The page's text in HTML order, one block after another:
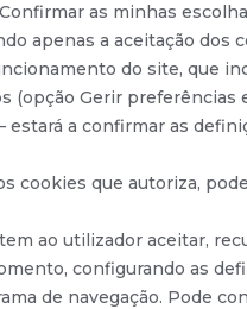
as minhas
apenas a aceitação dos
do site, que
(opção Gerir preferências
estará a confirmar as
cookies que autoriza,
ao utilizador aceitar,
configurando as
de navegação. Pode